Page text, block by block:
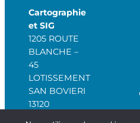
Cartographie
et SIG
1205 ROUTE
BLANCHE –
45
LOTISSEMENT
SAN BOVIERI
13120